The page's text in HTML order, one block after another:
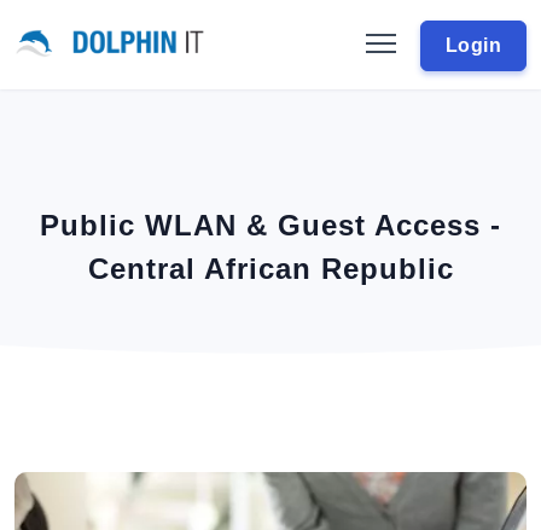
Login
Public WLAN & Guest Access -
Central African Republic